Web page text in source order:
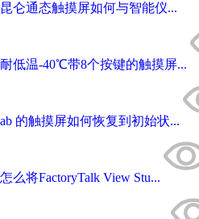
昆仑通态触摸屏如何与智能仪...
耐低温-40℃带8个按键的触摸屏...
ab 的触摸屏如何恢复到初始状...
怎么将FactoryTalk View Stu...